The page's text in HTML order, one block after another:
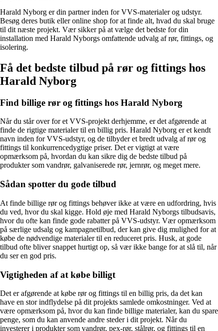
Harald Nyborg er din partner inden for VVS-materialer og udstyr.
Besøg deres butik eller online shop for at finde alt, hvad du skal bruge
til dit næste projekt. Vær sikker på at vælge det bedste for din
installation med Harald Nyborgs omfattende udvalg af rør, fittings, og
isolering.
Få det bedste tilbud på rør og fittings hos
Harald Nyborg
Find billige rør og fittings hos Harald Nyborg
Når du står over for et VVS-projekt derhjemme, er det afgørende at
finde de rigtige materialer til en billig pris. Harald Nyborg er et kendt
navn inden for VVS-udstyr, og de tilbyder et bredt udvalg af rør og
fittings til konkurrencedygtige priser. Det er vigtigt at være
opmærksom på, hvordan du kan sikre dig de bedste tilbud på
produkter som vandrør, galvaniserede rør, jernrør, og meget mere.
Sådan spotter du gode tilbud
At finde billige rør og fittings behøver ikke at være en udfordring, hvis
du ved, hvor du skal kigge. Hold øje med Harald Nyborgs tilbudsavis,
hvor du ofte kan finde gode rabatter på VVS-udstyr. Vær opmærksom
på særlige udsalg og kampagnetilbud, der kan give dig mulighed for at
købe de nødvendige materialer til en reduceret pris. Husk, at gode
tilbud ofte bliver snappet hurtigt op, så vær ikke bange for at slå til, når
du ser en god pris.
Vigtigheden af at købe billigt
Det er afgørende at købe rør og fittings til en billig pris, da det kan
have en stor indflydelse på dit projekts samlede omkostninger. Ved at
være opmærksom på, hvor du kan finde billige materialer, kan du spare
penge, som du kan anvende andre steder i dit projekt. Når du
investerer i produkter som vandrør, pex-rør, stålrør, og fittings til en